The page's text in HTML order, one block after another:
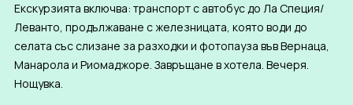
Екскурзията включва: транспорт с автобус до Ла Специя/
Леванто, продължаване с железницата, която води до
селата със слизане за разходки и фотопауза във Вернаца,
Манарола и Риомаджоре. Завръщане в хотела. Вечеря.
Нощувка.